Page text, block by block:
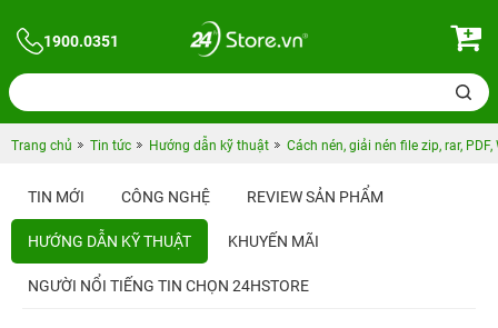
1900.0351
Trang chủ Tin tức Hướng dẫn kỹ thuật Cách nén, giải nén file zip, rar,
TIN MỚI CÔNG NGHỆ REVIEW SẢN PHẨM
HƯỚNG DẪN KỸ THUẬT KHUYẾN MÃI
NGƯỜI NỔI TIẾNG TIN CHỌN 24HSTORE